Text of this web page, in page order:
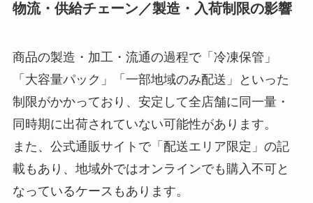
物流・供給チェーン／製造・入荷制限の影響
商品の製造・加工・流通の過程で「冷凍保管」
「大容量パック」「一部地域のみ配送」といった
制限がかかっており、安定して全店舗に同一量・
同時期に出荷されていない可能性があります。
また、公式通販サイトで「配送エリア限定」の記
載もあり、地域外ではオンラインでも購入不可と
なっているケースもあります。